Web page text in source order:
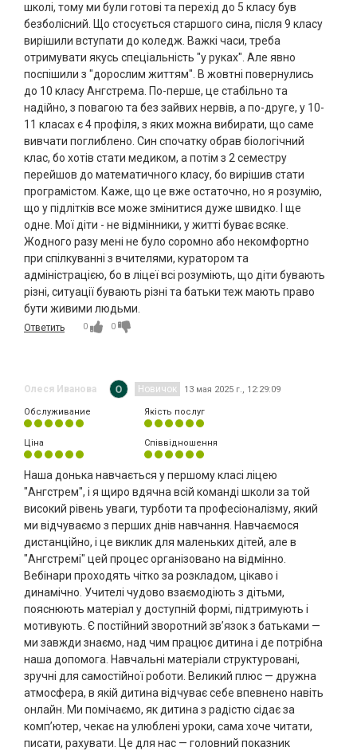
школі, тому ми були готові та перехід до 5 класу був
безболісний. Що стосується старшого сина, після 9 класу
вирішили вступати до коледж. Важкі часи, треба
отримувати якусь спеціальність "у руках". Але явно
поспішили з "дорослим життям". В жовтні повернулись
до 10 класу Ангстрема. По-перше, це стабільно та
надійно, з повагою та без зайвих нервів, а по-друге, у 10-
11 класах є 4 профіля, з яких можна вибирати, що саме
вивчати поглиблено. Син спочатку обрав біологічний
клас, бо хотів стати медиком, а потім з 2 семестру
перейшов до математичного класу, бо вирішив стати
програмістом. Каже, що це вже остаточно, но я розумію,
що у підлітків все може змінитися дуже швидко. І ще
одне. Мої діти - не відмінники, у житті буває всяке.
Жодного разу мені не було соромно або некомфортно
при спілкуванні з вчителями, куратором та
адміністрацією, бо в ліцеї всі розуміють, що діти бувають
різні, ситуації бувають різні та батьки теж мають право
бути живими людьми.
Ответить 0 0
Олеся Иванова Новичок 13 мая 2025 г., 12:29:09
Обслуживание Якість послуг
Ціна Співвідношення
Наша донька навчається у першому класі ліцею
"Ангстрем", і я щиро вдячна всій команді школи за той
високий рівень уваги, турботи та професіоналізму, який
ми відчуваємо з перших днів навчання. Навчаємося
дистанційно, і це виклик для маленьких дітей, але в
"Ангстремі" цей процес організовано на відмінно.
Вебінари проходять чітко за розкладом, цікаво і
динамічно. Учителі чудово взаємодіють з дітьми,
пояснюють матеріал у доступній формі, підтримують і
мотивують. Є постійний зворотний зв’язок з батьками —
ми завжди знаємо, над чим працює дитина і де потрібна
наша допомога. Навчальні матеріали структуровані,
зручні для самостійної роботи. Великий плюс — дружна
атмосфера, в якій дитина відчуває себе впевнено навіть
онлайн. Ми помічаємо, як дитина з радістю сідає за
комп’ютер, чекає на улюблені уроки, сама хоче читати,
писати, рахувати. Це для нас — головний показник